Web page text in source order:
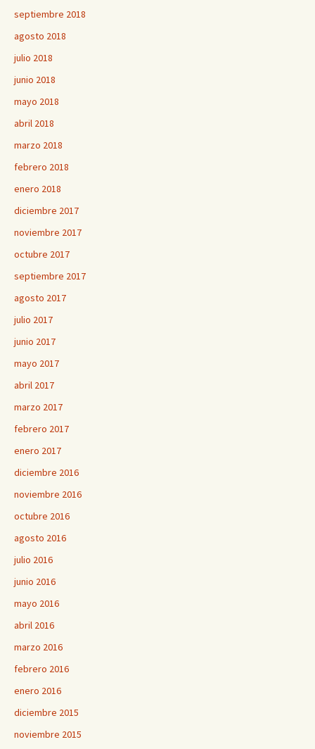
septiembre 2018
agosto 2018
julio 2018
junio 2018
mayo 2018
abril 2018
marzo 2018
febrero 2018
enero 2018
diciembre 2017
noviembre 2017
octubre 2017
septiembre 2017
agosto 2017
julio 2017
junio 2017
mayo 2017
abril 2017
marzo 2017
febrero 2017
enero 2017
diciembre 2016
noviembre 2016
octubre 2016
agosto 2016
julio 2016
junio 2016
mayo 2016
abril 2016
marzo 2016
febrero 2016
enero 2016
diciembre 2015
noviembre 2015